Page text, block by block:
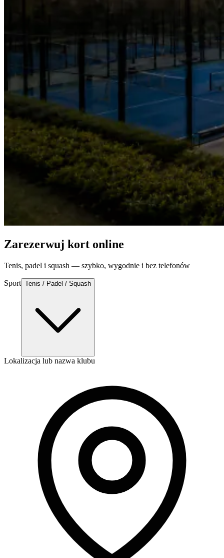
Zarezerwuj kort online
Tenis, padel i squash — szybko, wygodnie i bez telefonów
Sport Tenis / Padel / Squash
Lokalizacja lub nazwa klubu